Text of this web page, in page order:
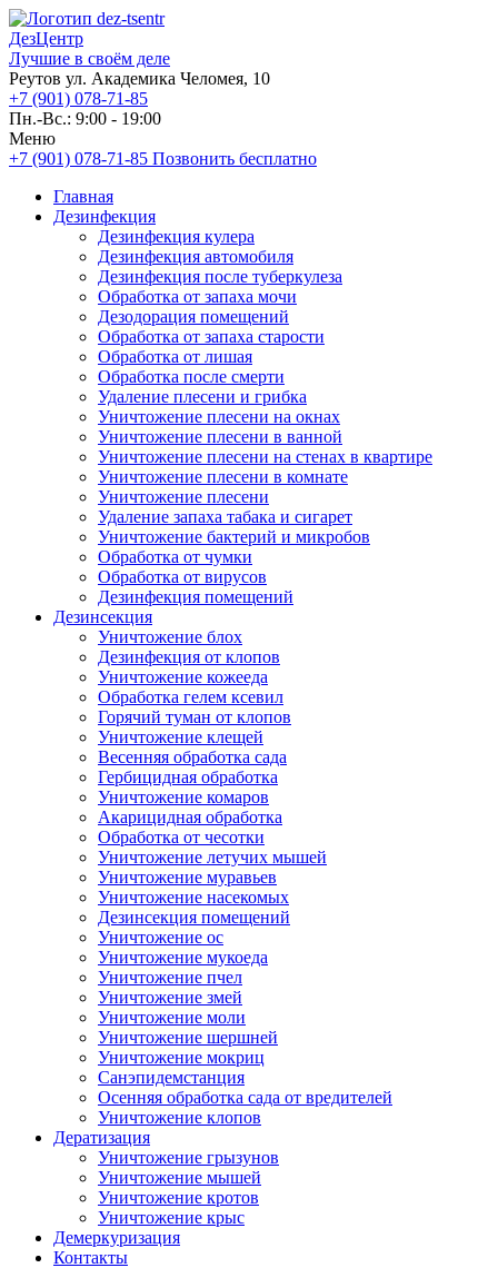
ДезЦентр
Лучшие в своём деле
Реутов ул. Академика Челомея, 10
+7 (901) 078-71-85
Пн.-Вс.: 9:00 - 19:00
Меню
+7 (901) 078-71-85 Позвонить бесплатно
Главная
Дезинфекция
Дезинфекция кулера
Дезинфекция автомобиля
Дезинфекция после туберкулеза
Обработка от запаха мочи
Дезодорация помещений
Обработка от запаха старости
Обработка от лишая
Обработка после смерти
Удаление плесени и грибка
Уничтожение плесени на окнах
Уничтожение плесени в ванной
Уничтожение плесени на стенах в квартире
Уничтожение плесени в комнате
Уничтожение плесени
Удаление запаха табака и сигарет
Уничтожение бактерий и микробов
Обработка от чумки
Обработка от вирусов
Дезинфекция помещений
Дезинсекция
Уничтожение блох
Дезинфекция от клопов
Уничтожение кожееда
Обработка гелем ксевил
Горячий туман от клопов
Уничтожение клещей
Весенняя обработка сада
Гербицидная обработка
Уничтожение комаров
Акарицидная обработка
Обработка от чесотки
Уничтожение летучих мышей
Уничтожение муравьев
Уничтожение насекомых
Дезинсекция помещений
Уничтожение ос
Уничтожение мукоеда
Уничтожение пчел
Уничтожение змей
Уничтожение моли
Уничтожение шершней
Уничтожение мокриц
Санэпидемстанция
Осенняя обработка сада от вредителей
Уничтожение клопов
Дератизация
Уничтожение грызунов
Уничтожение мышей
Уничтожение кротов
Уничтожение крыс
Демеркуризация
Контакты